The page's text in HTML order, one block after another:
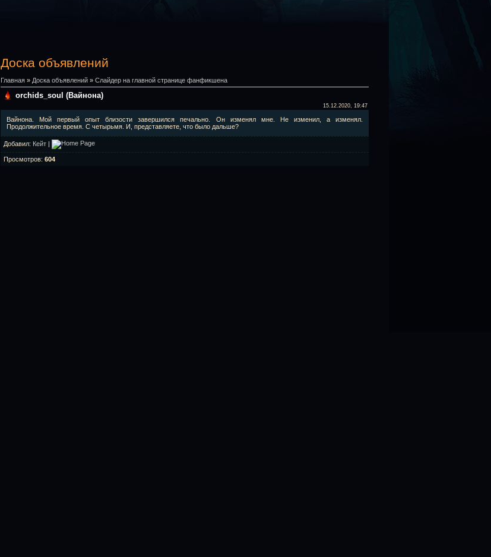
Доска объявлений
Главная » Доска объявлений » Слайдер на главной странице фанфикшена
orchids_soul (Вайнона)
15.12.2020, 19:47
Вайнона. Мой первый опыт близости завершился печально. Он изменял мне. Не изменил, а изменял.
Продолжительное время. С четырьмя. И, представляете, что было дальше?
Добавил: Кейт |
Просмотров: 604